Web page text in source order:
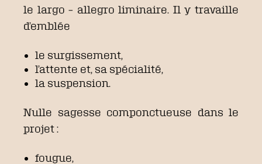
le largo – allegro liminaire. Il y travaille
d’emblée
le surgissement,
l’attente et, sa spécialité,
la suspension.
Nulle sagesse componctueuse dans le
projet :
fougue,